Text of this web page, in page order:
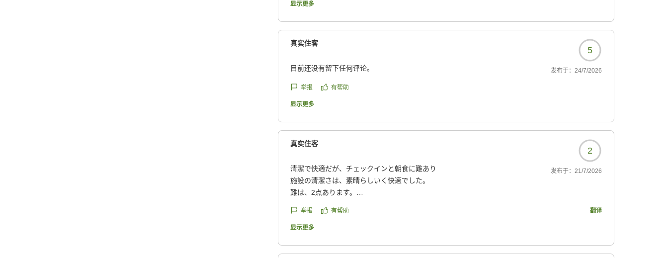
も利用したいと思いました。
https://review.travel.rakuten.co.jp/hotel/voice/149112?
reviewId=33123478225426
显示更多
真实住客
5
目前还没有留下任何评论。 发布于： 24/7/2026
举报 有帮助
显示更多
真实住客
2
清潔で快適だが、チェックインと朝食に難あり
施設の清潔さは、素晴らしいく快適でした。
難は、2点あります。
1.チエックインが、もっと簡単に出来ないのか?
フロントの方が新人?もっと簡潔に説明していただければ......
2.朝食が品数が多いのは良かったのですが...
发布于： 21/7/2026
举报 有帮助 翻译
显示更多